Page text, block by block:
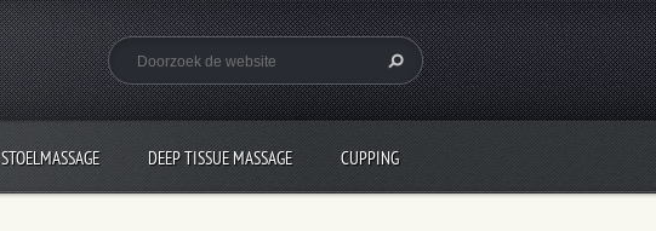
STOELMASSAGE DEEP TISSUE MASSAGE CUPPING